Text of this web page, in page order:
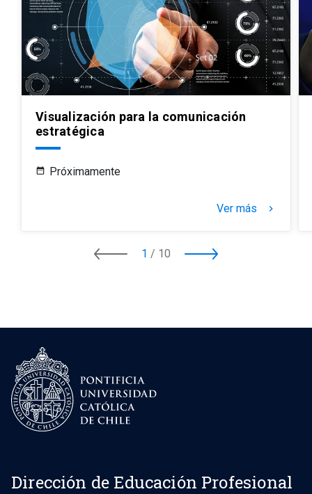
Visualización para la comunicación
estratégica
Próximamente
Ver más keyboard_arrow_right
1 / 10
Dirección de Educación Profesional